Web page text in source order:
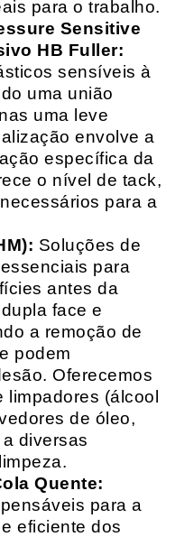
para o trabalho.
Sensitive
HB Fuller:
sensíveis à
uma união
uma leve
envolve a
específica da
o nível de tack,
para a
Soluções de
para
antes da
face e
a remoção de
podem
Oferecemos
(álcool
de óleo,
diversas
Quente:
para a
eficiente dos